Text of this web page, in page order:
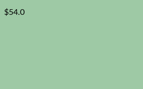
$54.0